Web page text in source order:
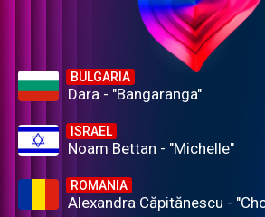
BULGARIA
Dara - "Bangaranga"
ISRAEL
Noam Bettan - "Michelle"
ROMANIA
Alexandra Căpitănescu -